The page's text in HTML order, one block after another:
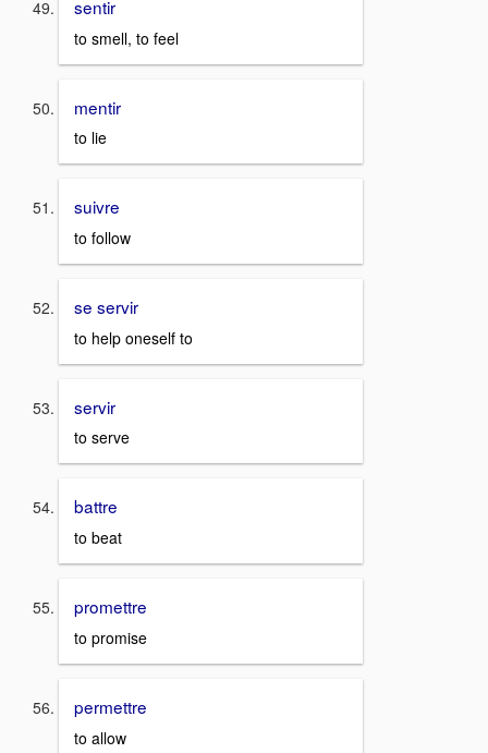
sentir
to smell, to feel
mentir
to lie
suivre
to follow
se servir
to help oneself to
servir
to serve
battre
to beat
promettre
to promise
permettre
to allow